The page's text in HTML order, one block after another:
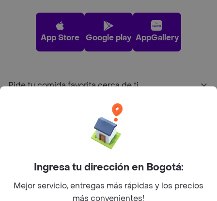
App Store Google play AppGallery
Pide tu comida favorita cerca de ti
Sobre Rappi
Ingresa tu dirección en Bogotá:
Mejor servicio, entregas más rápidas y los precios
más convenientes!